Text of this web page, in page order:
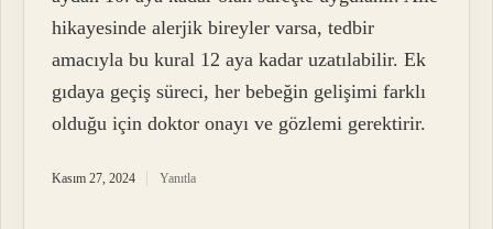
hikayesinde alerjik bireyler varsa, tedbir
amacıyla bu kural 12 aya kadar uzatılabilir. Ek
gıdaya geçiş süreci, her bebeğin gelişimi farklı
olduğu için doktor onayı ve gözlemi gerektirir.
Kasım 27, 2024 Yanıtla